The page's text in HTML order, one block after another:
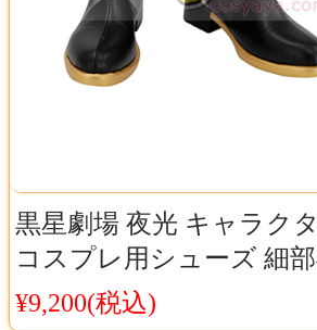
黒星劇場 夜光 キャラク
コスプレ用シューズ 細
モデル カスタム対応可能
¥9,200(税込)